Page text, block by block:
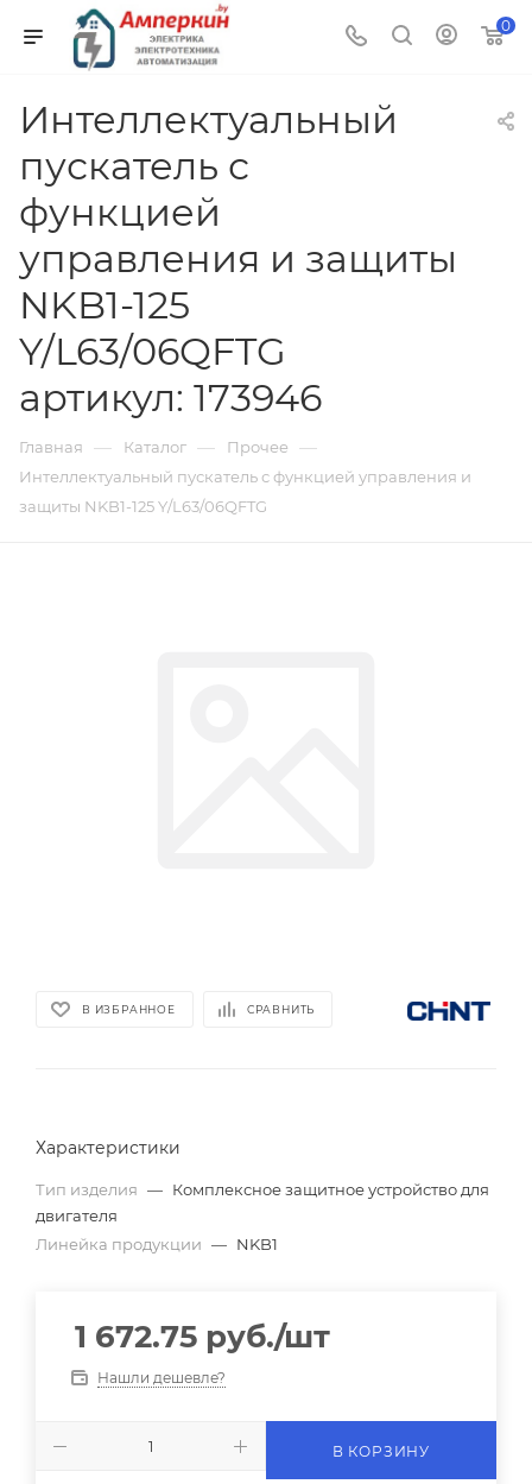
0
Интеллектуальный
пускатель с
функцией
управления и защиты
NKB1-125
Y/L63/06QFTG
артикул: 173946
Главная — Каталог — Прочее —
Интеллектуальный пускатель с функцией управления и
защиты NKB1-125 Y/L63/06QFTG
В ИЗБРАННОЕ СРАВНИТЬ
Характеристики
Тип изделия — Комплексное защитное устройство для
двигателя
Линейка продукции — NKB1
1 672.75 руб./шт
Нашли дешевле?
В КОРЗИНУ